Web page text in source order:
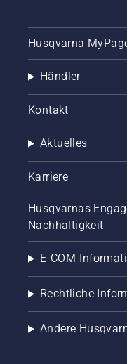
Husqvarna
Händler
Kontakt
Aktuelles
Karriere
Husqvarnas
Nachhaltigkeit
E-COM-
Rechtliche
Andere